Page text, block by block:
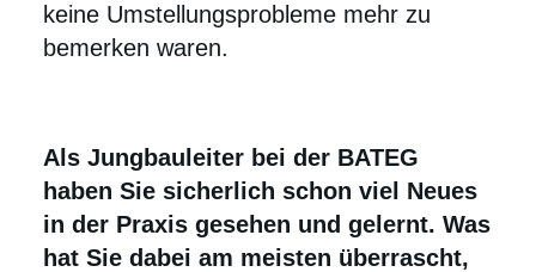
keine Umstellungsprobleme mehr zu
bemerken waren.
Als Jungbauleiter bei der BATEG
haben Sie sicherlich schon viel Neues
in der Praxis gesehen und gelernt. Was
hat Sie dabei am meisten überrascht,